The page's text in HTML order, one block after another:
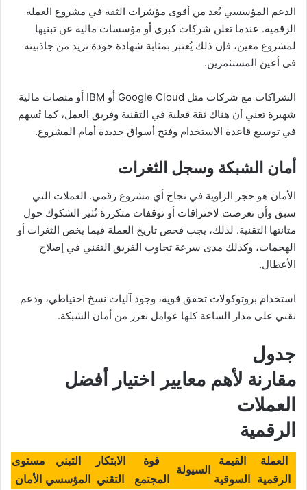
الدعم المؤسسي يُعد من أقوى مؤشرات الثقة في مشروع العملة
الرقمية. عندما تعلن شركات كبرى أو مؤسسات مالية عن تبنيها
لمشروع معين، فإن ذلك يُعتبر بمثابة شهادة جودة تزيد من جاذبيته
في أعين المستثمرين.
الشراكات مع شركات مثل Google Cloud أو IBM أو منصات مالية
شهيرة تعني أن هناك ثقة فعلية في التقنية وفريق العمل، كما تُسهم
في توسيع قاعدة الاستخدام وفتح أسواق جديدة أمام المشروع.
أمان الشبكة وسجل الثغرات
الأمان هو حجر الزاوية في نجاح أي مشروع رقمي. العملات التي
سبق وأن تعرضت لاختراقات أو توقفات متكررة تُثير الشكوك حول
متانتها التقنية. لذلك، يجب فحص تاريخ العملة فيما يخص الثغرات أو
الهجمات، وكذلك مدى سرعة تجاوب الفريق التقني في إصلاح
الأعطال.
استخدام بروتوكولات تحقق قوية، وجود آليات نسخ احتياطي، ودعم
تقني على مدار الساعة كلها عوامل تعزز من أمان الشبكة.
جدول
مقارنة لأهم معايير اختيار أفضل
العملات
الرقمية
العملة
الرقمية
القيمة
السوقية
السيولة
قوة
المجتمع
الابتكار
التقني
التبني
المؤسسي
مستوى
الأمان